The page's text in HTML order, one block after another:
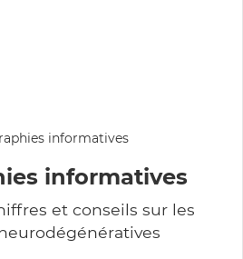
informatives
et conseils sur les